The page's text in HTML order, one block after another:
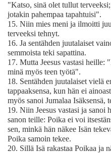
"Katso, sinä olet tullut
jotakin pahempaa tapahtuisi".
15. Niin mies meni ja ilmoitti
terveeksi tehnyt.
16. Ja sentähden juutalaiset
semmoista teki sapattina.
17. Mutta Jeesus vastasi heille:
minä myös teen työtä".
18. Sentähden juutalaiset vielä
tappaaksensa, kun hän ei
myös sanoi Jumalaa Isäksensä,
19. Niin Jeesus vastasi ja sanoi
sanon teille: Poika ei voi
sen, minkä hän näkee Isän
Poika samoin tekee.
20. Sillä Isä rakastaa Poikaa ja